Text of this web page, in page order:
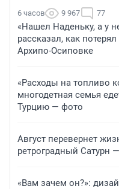
6 часов 9 967 77
«Нашел Наденьку, а у
рассказал, как
Архипо-Осиповке
«Расходы на топливо
многодетная семья
Турцию — фото
Август перевернет
ретроградный Сатурн
«Вам зачем он?»: